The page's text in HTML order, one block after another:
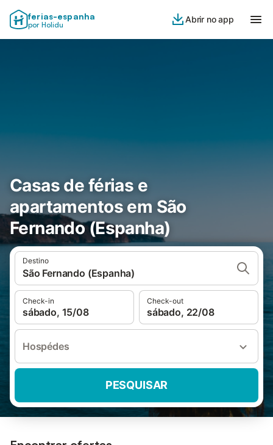
ferias-espanha
por Holidu
Abrir no app
Casas de férias e
apartamentos em São
Fernando (Espanha)
Destino
São Fernando (Espanha)
Check-in
sábado, 15/08
Check-out
sábado, 22/08
Hospédes
PESQUISAR